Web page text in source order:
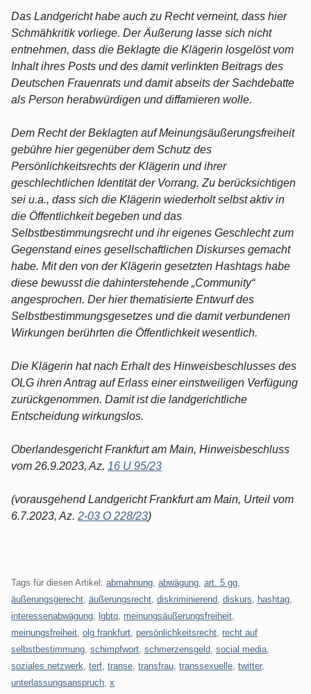
Das Landgericht habe auch zu Recht verneint, dass hier
Schmähkritik vorliege. Der Äußerung lasse sich nicht
entnehmen, dass die Beklagte die Klägerin losgelöst vom
Inhalt ihres Posts und des damit verlinkten Beitrags des
Deutschen Frauenrats und damit abseits der Sachdebatte
als Person herabwürdigen und diffamieren wolle.
Dem Recht der Beklagten auf Meinungsäußerungsfreiheit
gebühre hier gegenüber dem Schutz des
Persönlichkeitsrechts der Klägerin und ihrer
geschlechtlichen Identität der Vorrang. Zu berücksichtigen
sei u.a., dass sich die Klägerin wiederholt selbst aktiv in
die Öffentlichkeit begeben und das
Selbstbestimmungsrecht und ihr eigenes Geschlecht zum
Gegenstand eines gesellschaftlichen Diskurses gemacht
habe. Mit den von der Klägerin gesetzten Hashtags habe
diese bewusst die dahinterstehende „Community“
angesprochen. Der hier thematisierte Entwurf des
Selbstbestimmungsgesetzes und die damit verbundenen
Wirkungen berührten die Öffentlichkeit wesentlich.
Die Klägerin hat nach Erhalt des Hinweisbeschlusses des
OLG ihren Antrag auf Erlass einer einstweiligen Verfügung
zurückgenommen. Damit ist die landgerichtliche
Entscheidung wirkungslos.
Oberlandesgericht Frankfurt am Main, Hinweisbeschluss
vom 26.9.2023, Az. 16 U 95/23
(vorausgehend Landgericht Frankfurt am Main, Urteil vom
6.7.2023, Az. 2-03 O 228/23)
Tags für diesen Artikel: abmahnung abwägung art. 5 gg
äußerungsgerecht äußerungsrecht diskriminierend diskurs hashtag
interessenabwägung
lgbtq meinungsäußerungsfreiheit
meinungsfreiheit olg frankfurt persönlichkeitsrecht recht auf
selbstbestimmung schimpfwort schmerzensgeld social media
soziales netzwerk terf transe transfrau transsexuelle twitter,
unterlassungsanspruch x